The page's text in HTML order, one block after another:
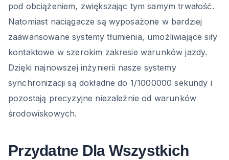
pod obciążeniem, zwiększając tym samym trwałość.
Natomiast naciągacze są wyposażone w bardziej
zaawansowane systemy tłumienia, umożliwiające siły
kontaktowe w szerokim zakresie warunków jazdy.
Dzięki najnowszej inżynierii nasze systemy
synchronizacji są dokładne do 1/1000000 sekundy i
pozostają precyzyjne niezależnie od warunków
środowiskowych.
Przydatne Dla Wszystkich